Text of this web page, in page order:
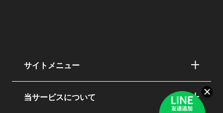
サイトメニュー
当サービスについて